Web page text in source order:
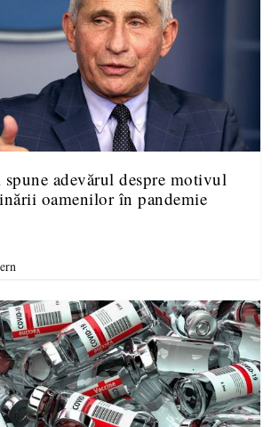
adevărul despre motivul
oamenilor în pandemie